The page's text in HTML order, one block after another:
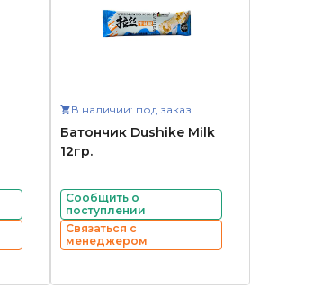
В наличии: под заказ
Батончик Dushike Milk
12гр.
Сообщить о
поступлении
Связаться с
менеджером